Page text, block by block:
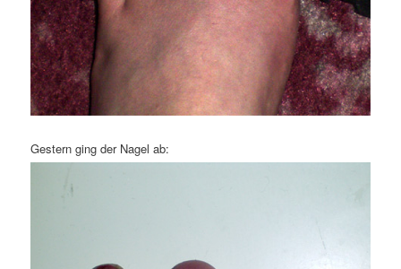
Gestern ging der Nagel ab: